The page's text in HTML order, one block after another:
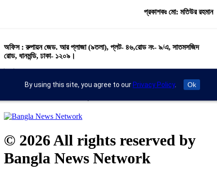
প্রকাশকঃ মো: মতিউর রহমান
অফিস : রুপায়ন জেড. আর প্লাজা (৯তলা), প্লট- ৪৬,রোড নং- ৯/এ, সাতমসজিদ
রোড, ধানমন্ডি, ঢাকা- ১২০৯।
banglanewsnetwork@gmail.com
© 2026 All rights reserved by
Bangla News Network
By using this site, you agree to our Privacy Policy. Ok